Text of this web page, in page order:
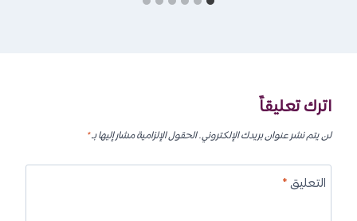
اترك تعليقاً
لن يتم نشر عنوان بريدك الإلكتروني.الحقول الإلزامية مشار إليها بـ*
التعليق*